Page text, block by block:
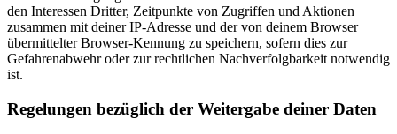
den Interessen Dritter, Zeitpunkte von Zugriffen und Aktionen
zusammen mit deiner IP-Adresse und der von deinem Browser
übermittelter Browser-Kennung zu speichern, sofern dies zur
Gefahrenabwehr oder zur rechtlichen Nachverfolgbarkeit notwendig
ist.
Regelungen bezüglich der Weitergabe deiner Daten